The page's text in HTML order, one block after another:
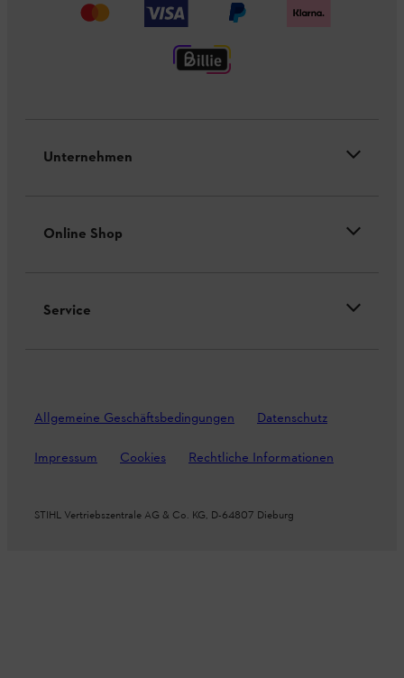
Unternehmen
Online Shop
Service
Allgemeine Geschäftsbedingungen Datenschutz
Impressum Cookies Rechtliche Informationen
STIHL Vertriebszentrale AG & Co. KG, D-64807 Dieburg